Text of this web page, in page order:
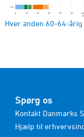
Hver anden 60-64-
Spørg os
Kontakt Danmarks
Hjælp til